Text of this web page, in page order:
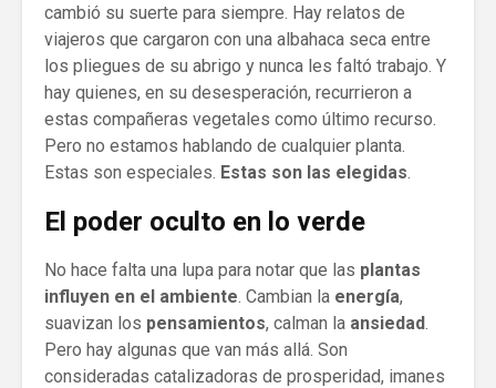
cambió su suerte para siempre. Hay relatos de
viajeros que cargaron con una albahaca seca entre
los pliegues de su abrigo y nunca les faltó trabajo. Y
hay quienes, en su desesperación, recurrieron a
estas compañeras vegetales como último recurso.
Pero no estamos hablando de cualquier planta.
Estas son especiales. Estas son las elegidas
El poder oculto en lo verde
No hace falta una lupa para notar que las plantas
influyen en el ambiente . Cambian la energía,
suavizan los pensamientos, calman la ansiedad
Pero hay algunas que van más allá. Son
consideradas catalizadoras de prosperidad, imanes